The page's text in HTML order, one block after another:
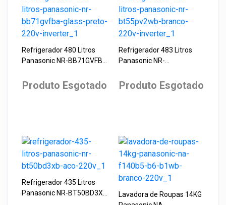
Refrigerador 480 Litros
Panasonic NR-BB71GVFBA
Produto Esgotado
Refrigerador 483 Litros
Panasonic NR-
Inverter
Produto Esgotado
Refrigerador 435 Litros
Panasonic NR-BT50BD3XB
Lavadora de Roupas 14KG